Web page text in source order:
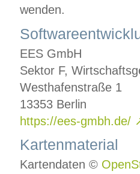
wenden.
EES GmbH
Sektor F,
Westhafenstraße 1
13353 Berlin
https://ees-gmbh.de/
Kartenmaterial
Kartendaten ©